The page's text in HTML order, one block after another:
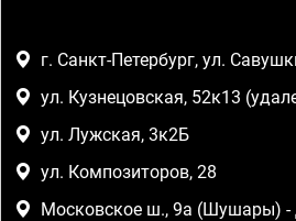
г. Санкт-Петербург, ул.
ул. Кузнецовская, 52к13
ул. Лужская, 3к2Б
ул. Композиторов, 28
Московское ш., 9а (Шушары) -